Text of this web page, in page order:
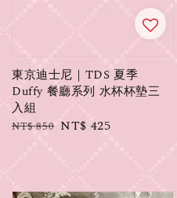
東京迪士尼｜TDS 夏季
Duffy 餐廳系列 水杯杯墊三
入組
Regular
NT$ 850 Sale
NT$ 425